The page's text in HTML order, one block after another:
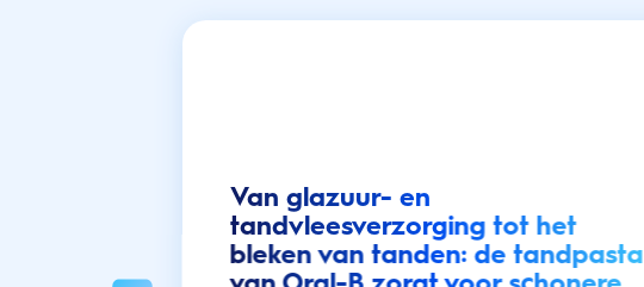
Van glazuur- en
tandvleesverzorging tot het
bleken van tanden: de tandpasta